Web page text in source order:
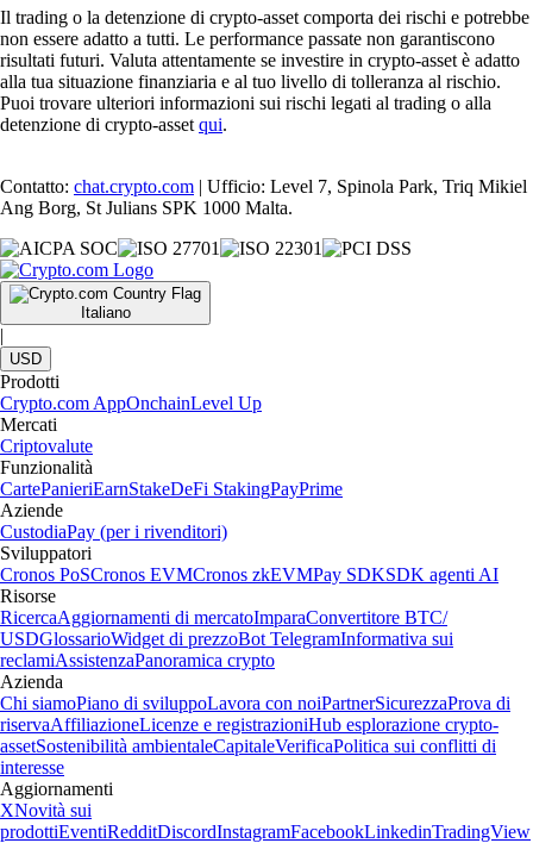
Il trading o la detenzione di crypto-asset comporta dei rischi e potrebbe
non essere adatto a tutti. Le performance passate non garantiscono
risultati futuri. Valuta attentamente se investire in crypto-asset è adatto
alla tua situazione finanziaria e al tuo livello di tolleranza al rischio.
Puoi trovare ulteriori informazioni sui rischi legati al trading o alla
detenzione di crypto-asset qui.
Contatto: chat.crypto.com | Ufficio: Level 7, Spinola Park, Triq Mikiel
Ang Borg, St Julians SPK 1000 Malta.
Italiano
|
USD
Prodotti
Crypto.com AppOnchainLevel Up
Mercati
Criptovalute
Funzionalità
CartePanieriEarnStakeDeFi StakingPayPrime
Aziende
CustodiaPay (per i rivenditori)
Sviluppatori
Cronos PoSCronos EVMCronos zkEVMPay SDKSDK agenti AI
Risorse
RicercaAggiornamenti di mercatoImparaConvertitore BTC/
USDGlossarioWidget di prezzoBot TelegramInformativa sui
reclamiAssistenzaPanoramica crypto
Azienda
Chi siamoPiano di sviluppoLavora con noiPartnerSicurezzaProva di
riservaAffiliazioneLicenze e registrazioniHub esplorazione crypto-
assetSostenibilità ambientaleCapitaleVerificaPolitica sui conflitti di
interesse
Aggiornamenti
XNovità sui
prodottiEventiRedditDiscordInstagramFacebookLinkedinTradingView